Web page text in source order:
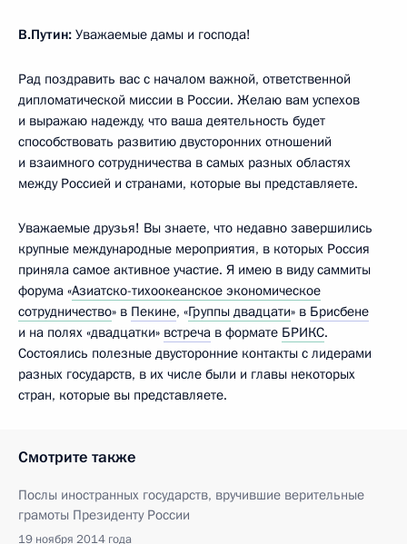
В.Путин: Уважаемые дамы и господа!
Рад поздравить вас с началом важной, ответственной
дипломатической миссии в России. Желаю вам успехов
и выражаю надежду, что ваша деятельность будет
способствовать развитию двусторонних отношений
и взаимного сотрудничества в самых разных областях
между Россией и странами, которые вы представляете.
Уважаемые друзья! Вы знаете, что недавно завершились
крупные международные мероприятия, в которых Россия
приняла самое активное участие. Я имею в виду саммиты
форума «Азиатско-тихоокеанское экономическое
сотрудничество» в Пекине, «Группы двадцати» в Брисбене
и на полях «двадцатки» встреча в формате БРИКС.
Состоялись полезные двусторонние контакты с лидерами
разных государств, в их числе были и главы некоторых
стран, которые вы представляете.
Смотрите также
Послы иностранных государств, вручившие верительные
грамоты Президенту России
19 ноября 2014 года